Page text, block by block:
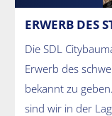
ERWERB DES
Die SDL
Erwerb des
bekannt zu
sind wir in der